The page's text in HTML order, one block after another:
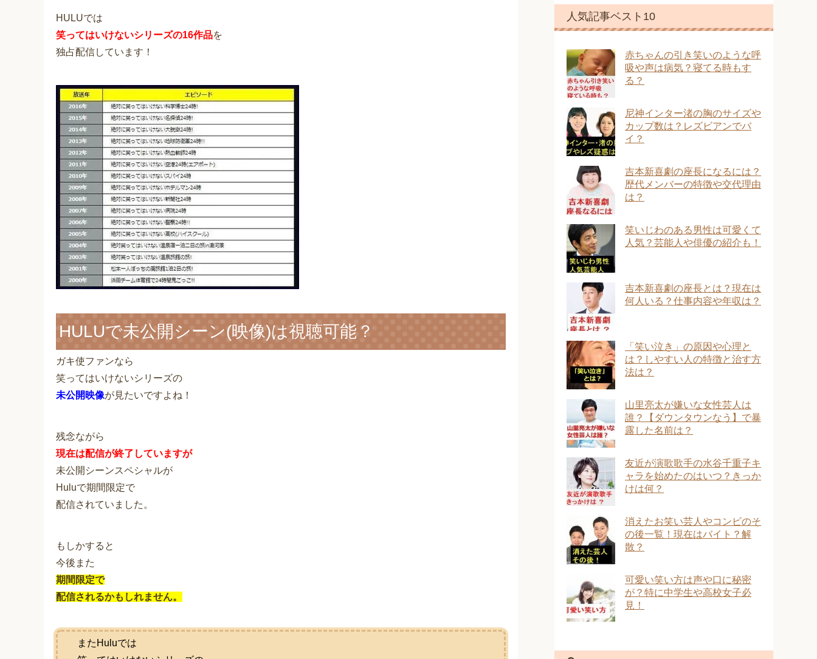
HULUでは
笑ってはいけないシリーズの16作品を
独占配信しています！
HULUで未公開シーン(映像)は視聴可能？
ガキ使ファンなら
笑ってはいけないシリーズの
未公開映像が見たいですよね！
残念ながら
現在は配信が終了していますが
未公開シーンスペシャルが
Huluで期間限定で
配信されていました。
もしかすると
今後また
期間限定で
配信されるかもしれません。
またHuluでは
人気記事ベスト10
赤ちゃんの引き笑いのような呼
吸や声は病気？寝てる時もす
る？
尼神インター渚の胸のサイズや
カップ数は？レズビアンでバ
イ？
吉本新喜劇の座長になるには？
歴代メンバーの特徴や交代理由
は？
笑いじわのある男性は可愛くて
人気？芸能人や俳優の紹介も！
吉本新喜劇の座長とは？現在は
何人いる？仕事内容や年収は？
「笑い泣き」の原因や心理と
は？しやすい人の特徴と治す方
法は？
山里亮太が嫌いな女性芸人は
誰？【ダウンタウンなう】で暴
露した名前は？
友近が演歌歌手の水谷千重子キ
ャラを始めたのはいつ？きっか
けは何？
消えたお笑い芸人やコンビのそ
の後一覧！現在はバイト？解
散？
可愛い笑い方は声や口に秘密
が？特に中学生や高校女子必
見！